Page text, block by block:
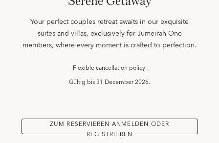
Your perfect couples retreat awaits in our exquisite
suites and villas, exclusively for Jumeirah One
members, where every moment is crafted to perfection.
Flexible cancellation policy.
Gültig bis31 December 2026.
ZUM RESERVIEREN ANMELDEN ODER
REGISTRIEREN